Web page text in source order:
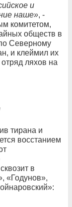
и
наше», -
комитетом,
обществ в
Северному
и клеймил их
ляхов на
тирана и
восстанием
в
«Годунов»,